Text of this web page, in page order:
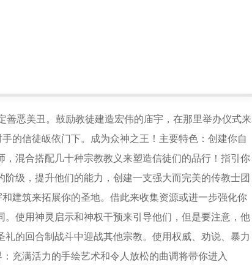
恶美丑。鼓励教徒建造宏伟的庙宇，在那里举办仪式来
的信徒皈依门下。成为众神之王！主要特色：创建你自
混合搭配几十种宗教教义来塑造信徒们的品行！指引你
级，提升他们的能力，创建一支强大而完美的传教士团
建筑来拓展你的圣地。借此来收集资源或进一步强化你
使用神灵启示和神权干预来引导他们，但是要注意，他
的回合制战斗中迎战其他宗教。使用权威、劝说、暴力
充满活力的手绘艺术和令人放松的曲调将带你进入
*
*
*
*